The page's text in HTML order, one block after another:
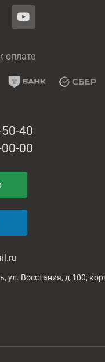
оплате
40
00
ул. Восстания, д.100,